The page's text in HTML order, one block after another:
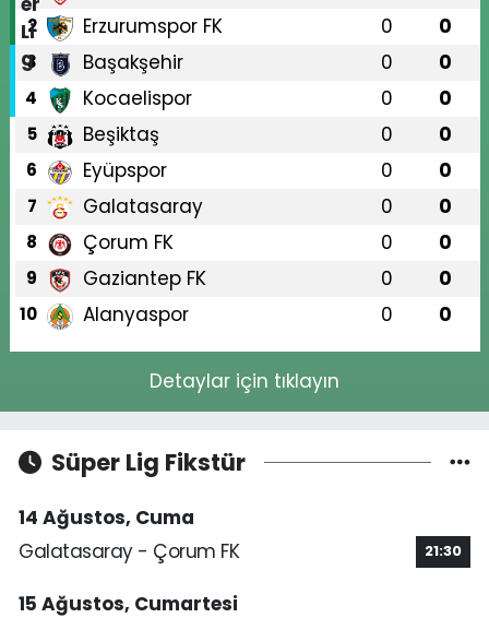
2 Erzurumspor FK 0 0
3 Başakşehir 0 0
4 Kocaelispor 0 0
5 Beşiktaş 0 0
6 Eyüpspor 0 0
7 Galatasaray 0 0
8 Çorum FK 0 0
9 Gaziantep FK 0 0
10 Alanyaspor 0 0
Detaylar için tıklayın
Süper Lig Fikstür
14 Ağustos, Cuma
Galatasaray - Çorum FK
21:30
15 Ağustos, Cumartesi